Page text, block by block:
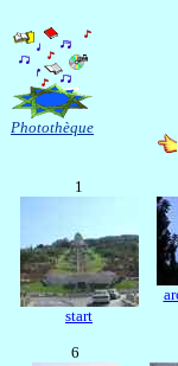
Photothèque
1
start
6